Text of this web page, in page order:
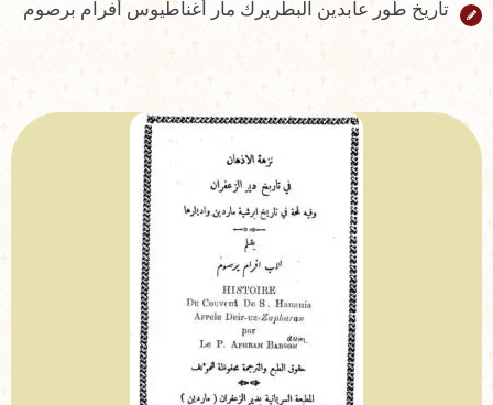
تاريخ طور عابدين البطريرك مار أغناطيوس أفرام برصوم